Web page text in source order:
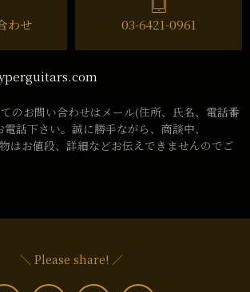
わせ 03-6421-0961
のお問い合わせはメール(住所、氏名、電話番
話下さい。誠に勝手ながら、商談中、
はお値段、詳細などお伝えできませんのでご
＼ Please share! ／